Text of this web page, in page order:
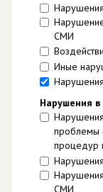
СМИ
Иные
Нарушения в
проблемы
процедур
СМИ